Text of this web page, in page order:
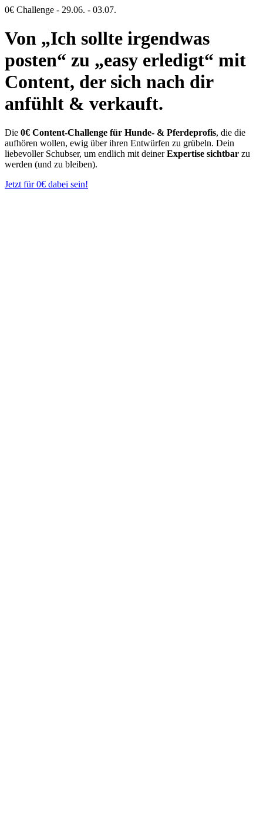
0€ Challenge - 29.06. - 03.07.
Von „Ich sollte irgendwas
posten“ zu „easy erledigt“ mit
Content, der sich nach dir
anfühlt & verkauft.
Die 0€ Content-Challenge für Hunde- & Pferdeprofis, die die
aufhören wollen, ewig über ihren Entwürfen zu grübeln. Dein
liebevoller Schubser, um endlich mit deinerExpertise sichtbar zu
werden (und zu bleiben).
Jetzt für 0€ dabei sein!